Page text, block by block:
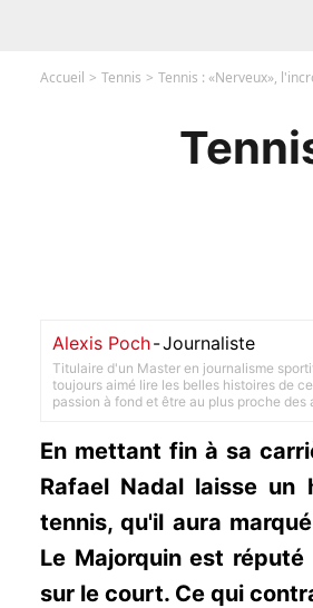
Accueil Tennis Tennis : «Nerveux»,
Alexis Poch-Journaliste
Titulaire d'un Master en journalisme
toujours aimé lire les belles histoires de
passion à fond et être au plus proche des
En mettant fin à sa
Rafael Nadal laisse un
tennis, qu'il aura
Le Majorquin est
sur le court. Ce qui